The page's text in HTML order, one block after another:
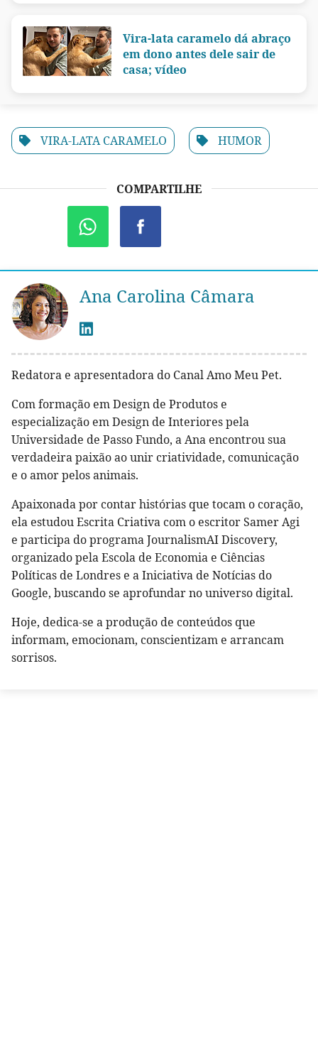
Vira-lata caramelo dá abraço
em dono antes dele sair de
casa; vídeo
VIRA-LATA CARAMELO HUMOR
COMPARTILHE
Ana Carolina Câmara
Redatora e apresentadora do Canal Amo Meu Pet.
Com formação em Design de Produtos e
especialização em Design de Interiores pela
Universidade de Passo Fundo, a Ana encontrou sua
verdadeira paixão ao unir criatividade, comunicação
e o amor pelos animais.
Apaixonada por contar histórias que tocam o coração,
ela estudou Escrita Criativa com o escritor Samer Agi
e participa do programa JournalismAI Discovery,
organizado pela Escola de Economia e Ciências
Políticas de Londres e a Iniciativa de Notícias do
Google, buscando se aprofundar no universo digital.
Hoje, dedica-se a produção de conteúdos que
informam, emocionam, conscientizam e arrancam
sorrisos.